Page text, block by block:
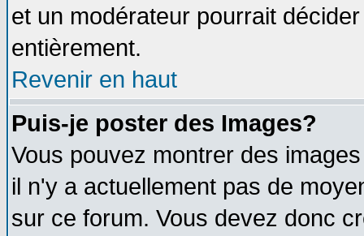
et un modérateur pourrait
entièrement.
Revenir en haut
Puis-je poster des Images?
Vous pouvez montrer des
il n'y a actuellement pas de
sur ce forum. Vous devez donc